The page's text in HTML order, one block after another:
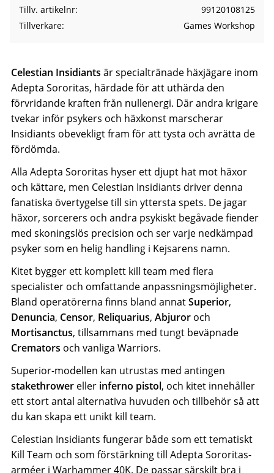
Tillv. artikelnr
99120108125
Tillverkare
Games Workshop
Celestian Insidiants är specialtränade häxjägare inom
Adepta Sororitas, härdade för att uthärda den
förvridande kraften från nullenergi. Där andra krigare
tvekar inför psykers och häxkonst marscherar
Insidiants obevekligt fram för att tysta och avrätta de
fördömda.
Alla Adepta Sororitas hyser ett djupt hat mot häxor
och kättare, men Celestian Insidiants driver denna
fanatiska övertygelse till sin yttersta spets. De jagar
häxor, sorcerers och andra psykiskt begåvade fiender
med skoningslös precision och ser varje nedkämpad
psyker som en helig handling i Kejsarens namn.
Kitet bygger ett komplett kill team med flera
specialister och omfattande anpassningsmöjligheter.
Bland operatörerna finns bland annatSuperior,
Denuncia, Censor, Reliquarius, Abjuror och
Mortisanctus, tillsammans med tungt beväpnade
Cremators och vanliga Warriors.
Superior-modellen kan utrustas med antingen
stakethrower eller inferno pistol, och kitet innehåller
ett stort antal alternativa huvuden och tillbehör så att
du kan skapa ett unikt kill team.
Celestian Insidiants fungerar både som etttematiskt
Kill Team och som förstärkning till Adepta Sororitas-
arméer i Warhammer 40K. De passar särskilt bra i